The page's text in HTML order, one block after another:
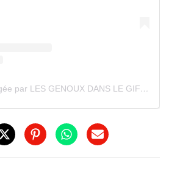
Une publication partagée par LES GENOUX DANS LE GIF (@lesgenouxdanslegif)